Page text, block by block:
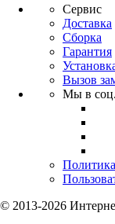
Сервис
Доставка
Сборка
Гарантия
Вызов
Мы в соц.
© 2013-2026